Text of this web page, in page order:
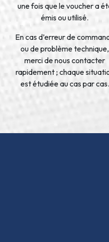
une fois que le voucher a
émis ou utilisé.
En cas d’erreur de
ou de problème technique,
merci de nous contacter
rapidement ; chaque
est étudiée au cas par cas.